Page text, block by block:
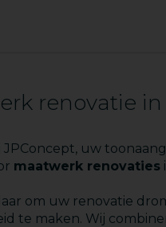
renovatie in
JPConcept, uw
maatwerk renovaties
om uw renovatie
te maken. Wij